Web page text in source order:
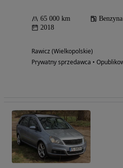
65 000 km Benzyna
2018
Rawicz (Wielkopolskie)
Prywatny sprzedawca •